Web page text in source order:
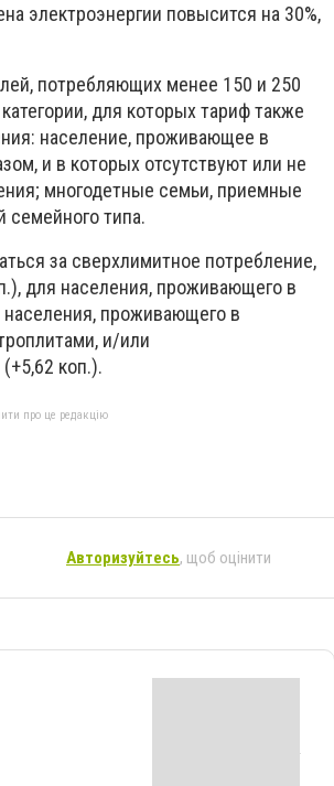
электроэнергии повысится на 30%,
потребляющих менее 150 и 250
для которых тариф также
население, проживающее в
и в которых отсутствуют или не
многодетные семьи, приемные
типа.
за сверхлимитное потребление,
для населения, проживающего в
населения, проживающего в
и/или
коп.).
про це редакцію
Авторизуйтесь, щоб оцінити